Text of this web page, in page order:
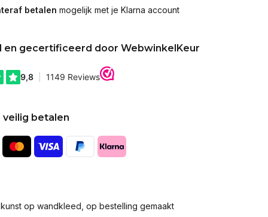
betalen mogelijk met je Klarna account
en gecertificeerd door WebwinkelKeur
veilig betalen
op wandkleed, op bestelling gemaakt